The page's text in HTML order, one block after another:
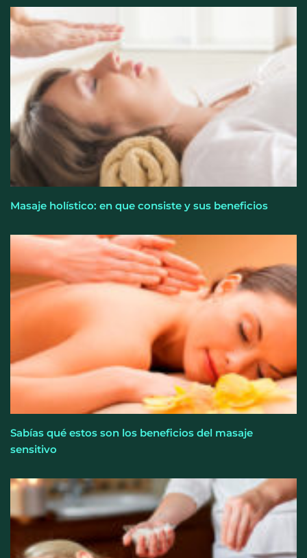
Allianz: el calor dispara los siniestros del hogar en
España
Masaje holístico: en que consiste y sus beneficios
Sabías qué estos son los beneficios del masaje
sensitivo